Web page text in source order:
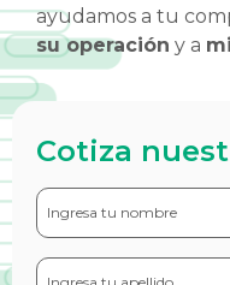
ayudamos a tu
su operación y a
Cotiza
firstname
lastname